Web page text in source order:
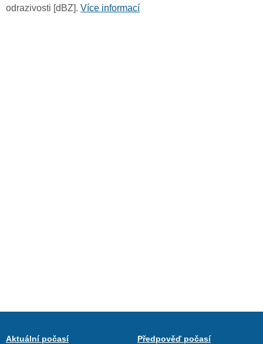
odrazivosti [dBZ]. Více informací
Aktuální počasí
Předpověď počasí